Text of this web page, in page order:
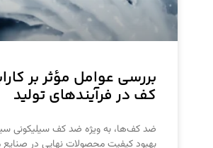
بررسی عوامل مؤثر بر
کف در فرآیندهای تولید
ضد کف‌ها، به ویژه ضد کف سیلیکونی
بهبود کیفیت محصولات نهایی در